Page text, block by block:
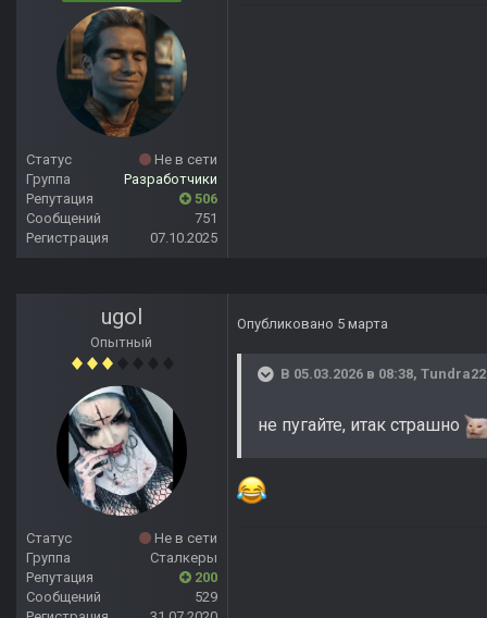
Статус
Не в сети
Группа
Разработчики
Репутация
506
Сообщений
751
Регистрация
07.10.2025
ugol
Опытный
Статус
Не в сети
Группа
Сталкеры
Репутация
200
Сообщений
529
Опубликовано 5 марта
В 05.03.2026 в 08:38,
не пугайте, итак страшно